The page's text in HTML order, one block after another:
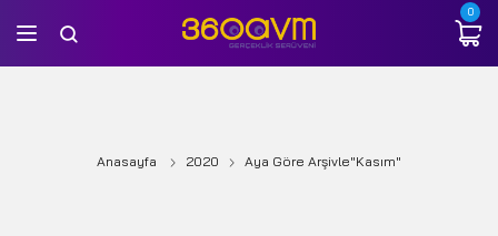
0
Anasayfa 2020 Aya Göre Arşivle"Kasım"